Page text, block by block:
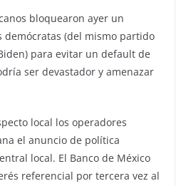
bloquearon ayer un
demócratas (del mismo partido
para evitar un default de
ser devastador y amenazar
local los operadores
el anuncio de política
local. El Banco de México
referencial por tercera vez al